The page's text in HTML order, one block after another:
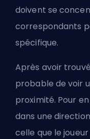
doivent se
correspondants
spécifique.
Après avoir
probable de voir
proximité. Pour
dans une
celle que le